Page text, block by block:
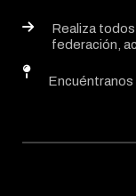
Realiza
federación,
Encuéntranos